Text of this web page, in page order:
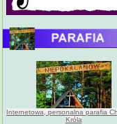
Internetowa, personalna parafia
Króla